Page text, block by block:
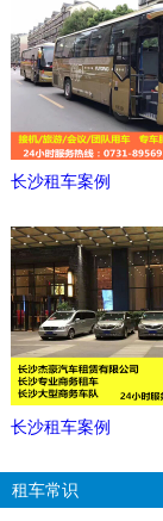
长沙租车案例
长沙租车案例
租车常识